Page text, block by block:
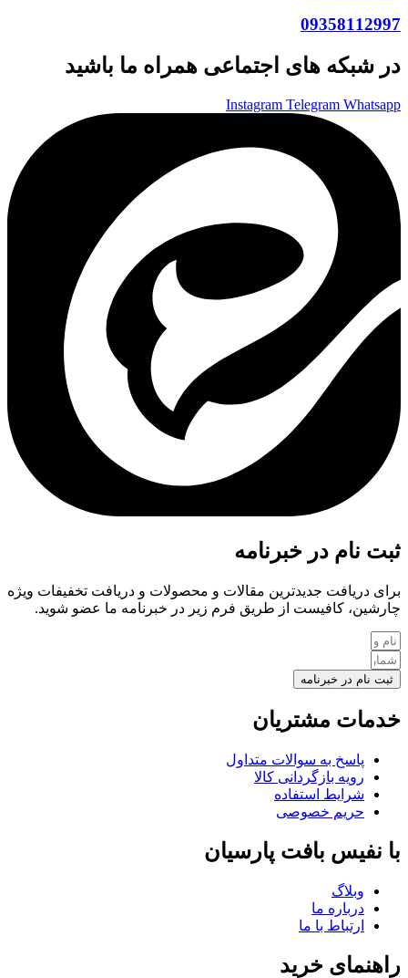
09358112997
در شبکه های اجتماعی همراه ما باشید
Instagram Telegram Whatsapp
ثبت نام در خبرنامه
برای دریافت جدیدترین مقالات و محصولات و دریافت تخفیفات ویژه
چارشین، کافیست از طریق فرم زیر در خبرنامه ما عضو شوید.
ثبت نام در خبرنامه
خدمات مشتریان
پاسخ به سوالات متداول
رویه بازگردانی کالا
شرایط استفاده
حریم خصوصی
با نفیس بافت پارسیان
وبلاگ
درباره ما
ارتباط با ما
راهنمای خرید